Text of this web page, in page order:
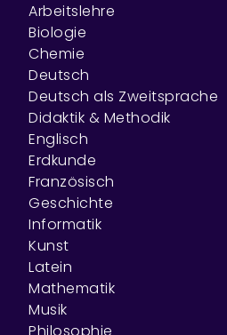
Arbeitslehre
Biologie
Chemie
Deutsch
Deutsch als Zweitsprache
Didaktik & Methodik
Englisch
Erdkunde
Französisch
Geschichte
Informatik
Kunst
Latein
Mathematik
Musik